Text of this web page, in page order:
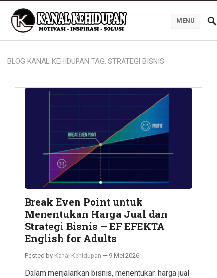
Blog Kanal Kehidupan
MENU
BLOG KANAL KEHIDUPAN TAG: STRATEGI BISNIS
Break Even Point untuk
Menentukan Harga Jual dan
Strategi Bisnis – EF EFEKTA
English for Adults
Posted by Kanal Kehidupan — 9 Mei 2026
Dalam menjalankan bisnis, menentukan harga jual